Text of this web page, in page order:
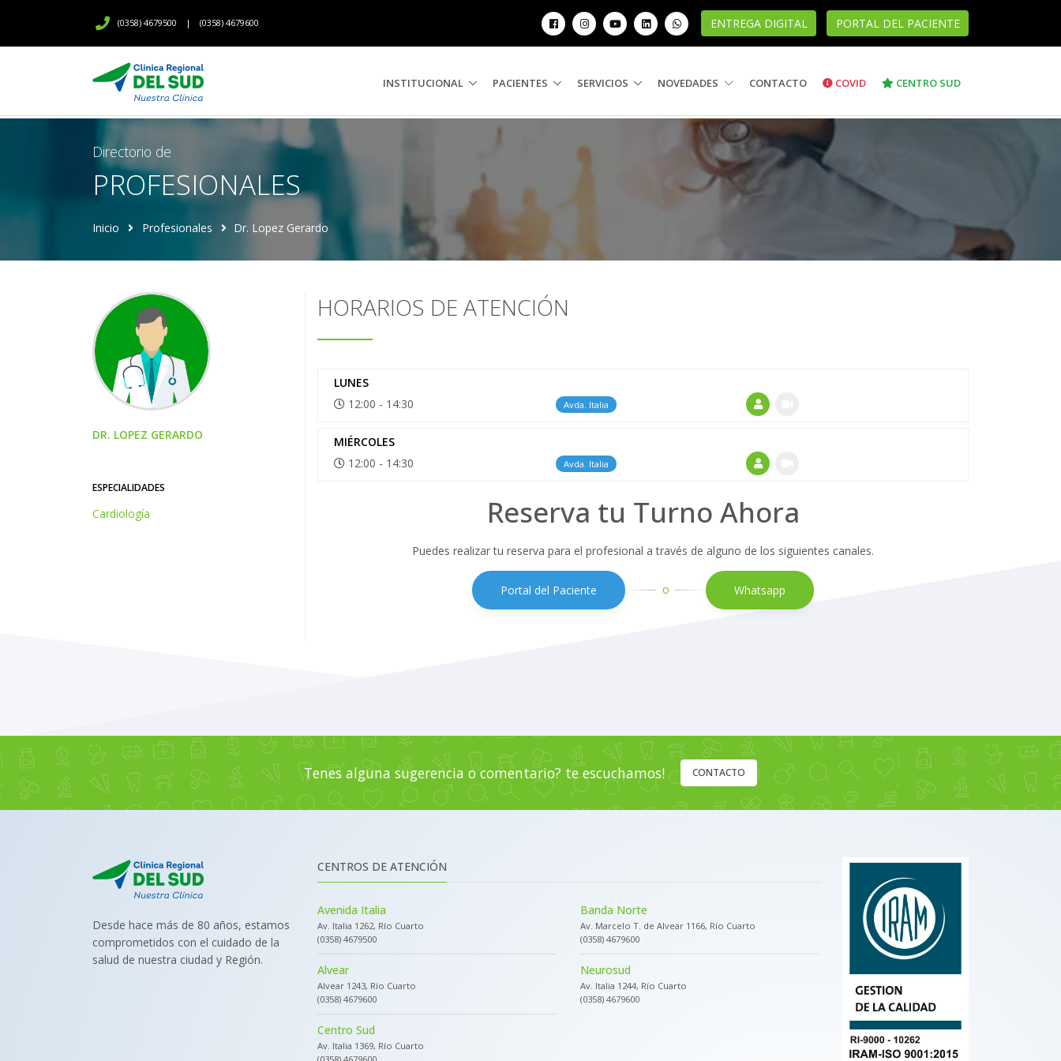
(0358) 4679500 | (0358) 4679600 ENTREGA DIGITAL PORTAL DEL PACIENTE
INSTITUCIONAL PACIENTES SERVICIOS NOVEDADES CONTACTO COVID CENTRO SUD
Directorio de
PROFESIONALES
Inicio Profesionales Dr. Lopez Gerardo
DR. LOPEZ GERARDO
ESPECIALIDADES
Cardiología
HORARIOS DE ATENCIÓN
LUNES
12:00 - 14:30
Avda. Italia
MIÉRCOLES
12:00 - 14:30
Avda. Italia
Reserva tu Turno Ahora
Puedes realizar tu reserva para el profesional a través de alguno de los siguientes canales.
Portal del Paciente o Whatsapp
Tenes alguna sugerencia o comentario? te escuchamos! CONTACTO
Desde hace más de 80 años, estamos
comprometidos con el cuidado de la
salud de nuestra ciudad y Región.
CENTROS DE ATENCIÓN
Avenida Italia
Av. Italia 1262, Río Cuarto
(0358) 4679500
Alvear
Alvear 1243, Río Cuarto
(0358) 4679600
Centro Sud
Av. Italia 1369, Río Cuarto
Banda Norte
Av. Marcelo T. de Alvear 1166, Río Cuarto
(0358) 4679600
Neurosud
Av. Italia 1244, Río Cuarto
(0358) 4679600